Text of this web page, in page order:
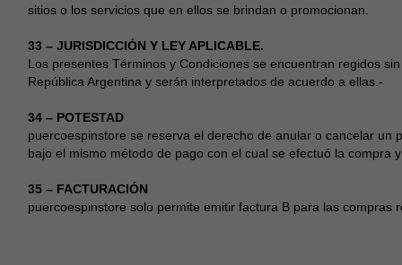
sitios o los servicios que en ellos se brindan o promocionan.
33 – JURISDICCIÓN Y LEY APLICABLE.
Los presentes Términos y Condiciones se encuentran regidos
República Argentina y serán interpretados de acuerdo a ellas.-
34 – POTESTAD
puercoespinstore se reserva el derecho de anular o cancelar un
bajo el mismo método de pago con el cual se efectuó la compra
35 – FACTURACIÓN
puercoespinstore solo permite emitir factura B para las compras